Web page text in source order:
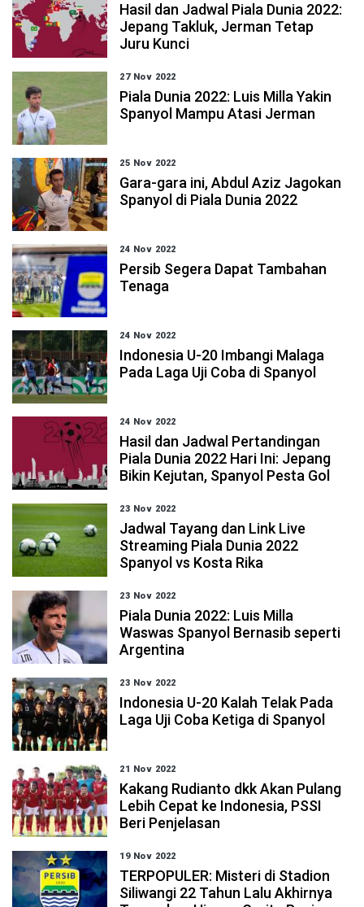
Hasil dan Jadwal Piala Dunia 2022:
Jepang Takluk, Jerman Tetap
Juru Kunci
27 Nov 2022
Piala Dunia 2022: Luis Milla Yakin
Spanyol Mampu Atasi Jerman
25 Nov 2022
Gara-gara ini, Abdul Aziz Jagokan
Spanyol di Piala Dunia 2022
24 Nov 2022
Persib Segera Dapat Tambahan
Tenaga
24 Nov 2022
Indonesia U-20 Imbangi Malaga
Pada Laga Uji Coba di Spanyol
24 Nov 2022
Hasil dan Jadwal Pertandingan
Piala Dunia 2022 Hari Ini: Jepang
Bikin Kejutan, Spanyol Pesta Gol
23 Nov 2022
Jadwal Tayang dan Link Live
Streaming Piala Dunia 2022
Spanyol vs Kosta Rika
23 Nov 2022
Piala Dunia 2022: Luis Milla
Waswas Spanyol Bernasib seperti
Argentina
23 Nov 2022
Indonesia U-20 Kalah Telak Pada
Laga Uji Coba Ketiga di Spanyol
21 Nov 2022
Kakang Rudianto dkk Akan Pulang
Lebih Cepat ke Indonesia, PSSI
Beri Penjelasan
19 Nov 2022
TERPOPULER: Misteri di Stadion
Siliwangi 22 Tahun Lalu Akhirnya